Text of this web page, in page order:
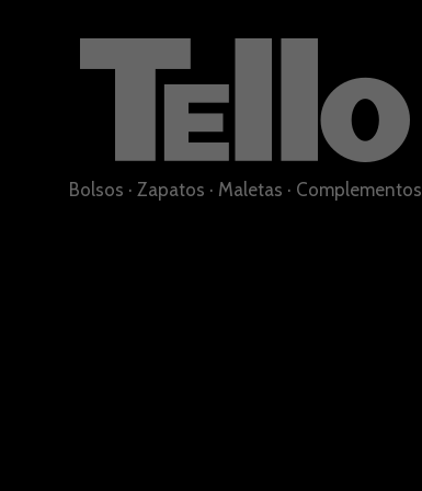
Bolsos · Zapatos · Maletas · Complementos